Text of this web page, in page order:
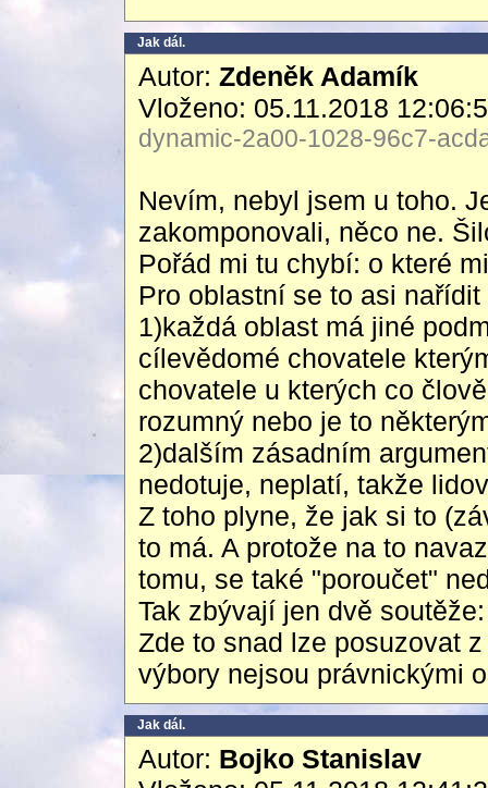
Jak dál.
Autor: Zdeněk Adamík
Vloženo: 05.11.2018
dynamic-2a00-1028-96c7-
Nevím, nebyl jsem u toho.
zakomponovali, něco ne.
Pořád mi tu chybí: o které
Pro oblastní se to asi nařídit
1)každá oblast má jiné
cílevědomé chovatele
chovatele u kterých co
rozumný nebo je to
2)dalším zásadním
nedotuje, neplatí, takže
Z toho plyne, že jak si to
to má. A protože na to
tomu, se také "poroučet"
Tak zbývají jen dvě
Zde to snad lze posuzovat
výbory nejsou právnickými
Jak dál.
Autor: Bojko Stanislav